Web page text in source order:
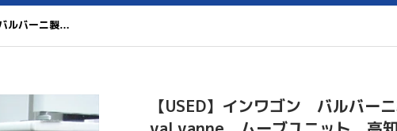
【USED】インワゴン バルバーニ製 HOLIS DD-HF200 vaLvanne ムーブユニット 高知 【店舗販売品】
【USED】インワゴン バルバ